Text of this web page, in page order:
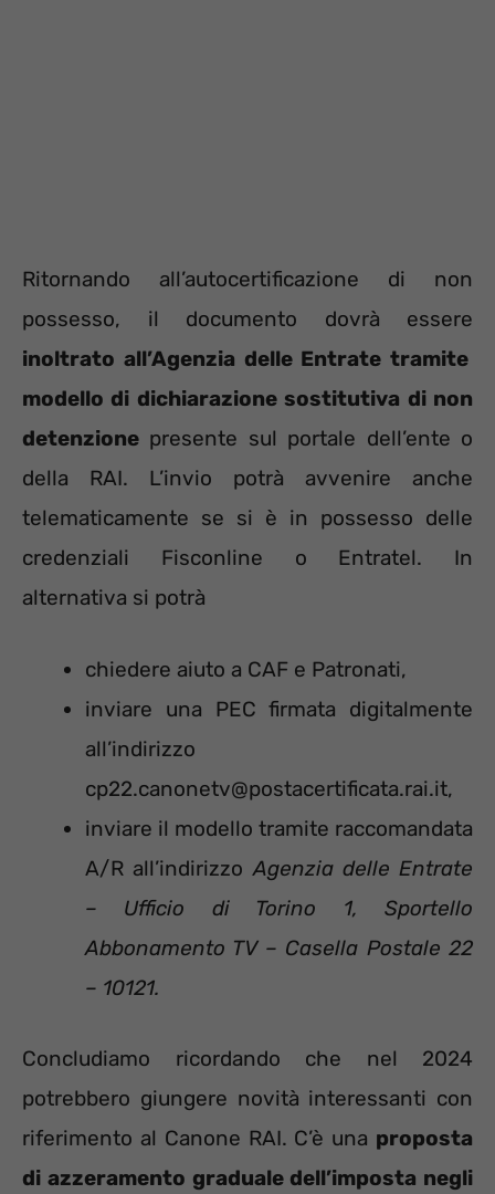
Ritornando all’autocertificazione di non
possesso, il documento dovrà essere
inoltrato all’Agenzia delle Entrate tramite
modello di dichiarazione sostitutiva di non
detenzione presente sul portale dell’ente o
della RAI. L’invio potrà avvenire anche
telematicamente se si è in possesso delle
credenziali Fisconline o Entratel. In
alternativa si potrà
chiedere aiuto a CAF e Patronati,
inviare una PEC firmata digitalmente
all’indirizzo
cp22.canonetv@postacertificata.rai.it,
inviare il modello tramite raccomandata
A/R all’indirizzo Agenzia delle Entrate
– Ufficio di Torino 1, Sportello
Abbonamento TV – Casella Postale 22
– 10121.
Concludiamo ricordando che nel 2024
potrebbero giungere novità interessanti con
riferimento al Canone RAI. C’è una proposta
di azzeramento graduale dell’imposta negli